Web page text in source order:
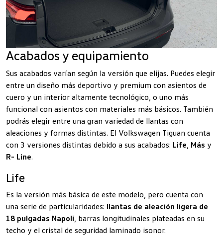
Acabados y equipamiento
Sus acabados varían según la versión que elijas. Puedes elegir
entre un diseño más deportivo y premium con asientos de
cuero y un interior altamente tecnológico, o uno más
funcional con asientos con materiales más básicos. También
podrás elegir entre una gran variedad de llantas con
aleaciones y formas distintas. El Volkswagen Tiguan cuenta
con 3 versiones distintas debido a sus acabados: Life Más y
R- Line.
Life
Es la versión más básica de este modelo, pero cuenta con
una serie de particularidades: llantas de aleación ligera de
18 pulgadas Napoli , barras longitudinales plateadas en su
techo y el cristal de seguridad laminado isonor.